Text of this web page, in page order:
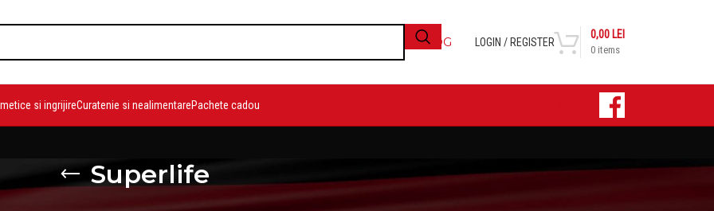
BLOG LOGIN / REGISTER
0 items
0,00 LEI
si ingrijireCuratenie si nealimentarePachete cadou
Superlife